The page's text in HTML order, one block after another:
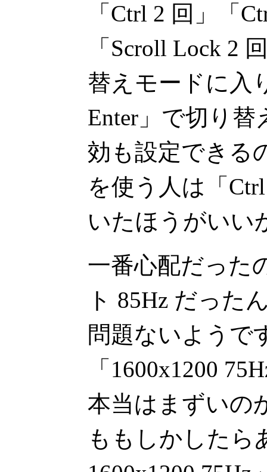
「Ctrl 2 回」「
「Scroll Lock 2
替えモードに入
Enter」で切り
効も設定できる
を使う人は「
いたほうがいい
一番心配だった
ト 85Hz だった
問題ないようで
「1600x1200
本当はまずいの
ももしかしたら